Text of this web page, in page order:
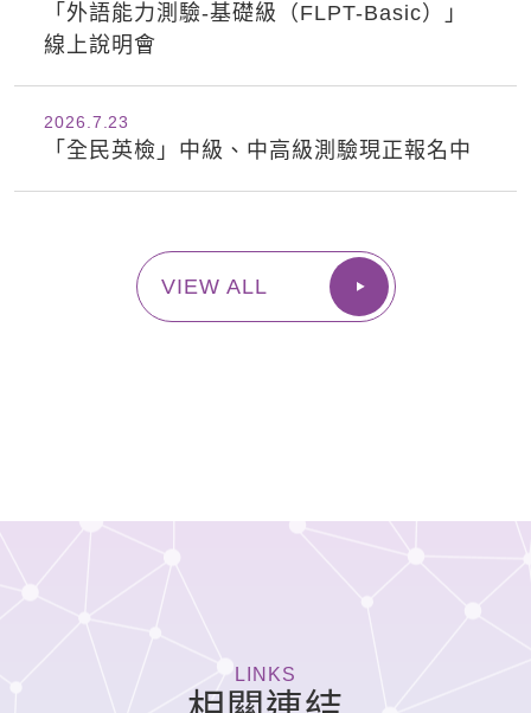
「外語能力測驗-基礎級（FLPT-Basic）」
線上說明會
23
2026.7
「全民英檢」中級、中高級測驗現正報名中
VIEW ALL
LINKS